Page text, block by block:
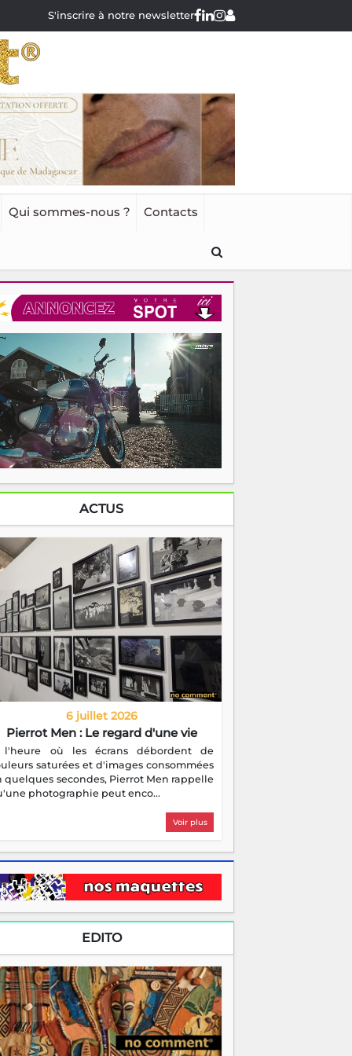
S'inscrire à notre newsletter
Qui sommes-nous ? Contacts
ACTUS
6 juillet 2026
Pierrot Men : Le regard d'une vie
l'heure où les écrans débordent de
saturées et d'images consommées
quelques secondes, Pierrot Men rappelle
photographie peut enco...
Voir plus
EDITO